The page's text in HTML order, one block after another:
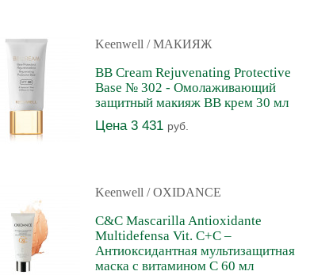
Keenwell / МАКИЯЖ
BB Cream Rejuvenating Protective
Base № 302 - Омолаживающий
защитный макияж BB крем 30 мл
Цена 3 431 руб.
Keenwell / OXIDANCE
C&C Mascarilla Antioxidante
Multidefensa Vit. C+C –
Антиоксидантная мультизащитная
маска с витамином С 60 мл